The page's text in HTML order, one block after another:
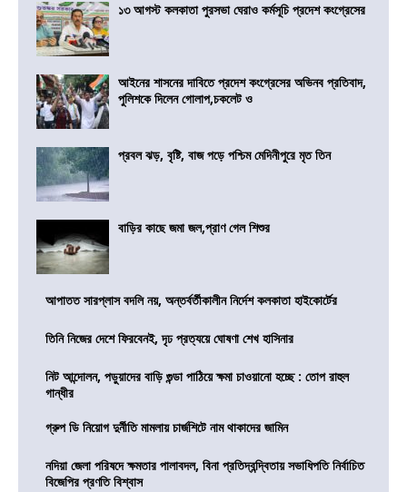
১৩ আগস্ট কলকাতা পুরসভা ঘেরাও কর্মসূচি প্রদেশ কংগ্রেসের
আইনের শাসনের দাবিতে প্রদেশ কংগ্রেসের অভিনব প্রতিবাদ,
পুলিশকে দিলেন গোলাপ,চকলেট ও
প্রবল ঝড়, বৃষ্টি, বাজ পড়ে পশ্চিম মেদিনীপুরে মৃত তিন
বাড়ির কাছে জমা জল,প্রাণ গেল শিশুর
আপাতত সারপ্লাস বদলি নয়, অন্তর্বর্তীকালীন নির্দেশ কলকাতা হাইকোর্টের
তিনি নিজের দেশে ফিরবেনই, দৃঢ প্রত্যয়ে ঘোষণা শেখ হাসিনার
নিট আন্দোলন, পড়ুয়াদের বাড়ি গুন্ডা পাঠিয়ে ক্ষমা চাওয়ানো হচ্ছে : তোপ রাহুল
গান্ধীর
গ্রুপ ডি নিয়োগ দুর্নীতি মামলায় চার্জশিটে নাম থাকাদের জামিন
নদিয়া জেলা পরিষদে ক্ষমতার পালাবদল, বিনা প্রতিদ্বন্দ্বিতায় সভাধিপতি নির্বাচিত
বিজেপির প্রণতি বিশ্বাস